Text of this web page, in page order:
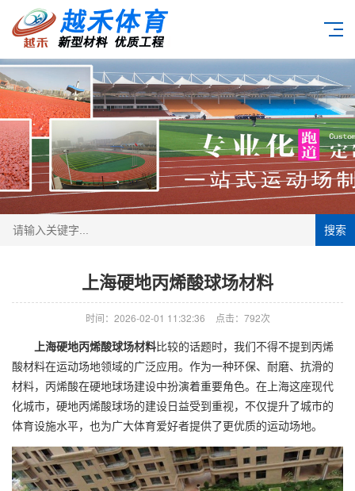
搜索
上海硬地丙烯酸球场材料
时间：2026-02-01 11:32:36 点击：792次
上海硬地丙烯酸球场材料比较的话题时，我们不得不提到丙烯
酸材料在运动场地领域的广泛应用。作为一种环保、耐磨、抗滑的
材料，丙烯酸在硬地球场建设中扮演着重要角色。在上海这座现代
化城市，硬地丙烯酸球场的建设日益受到重视，不仅提升了城市的
体育设施水平，也为广大体育爱好者提供了更优质的运动场地。